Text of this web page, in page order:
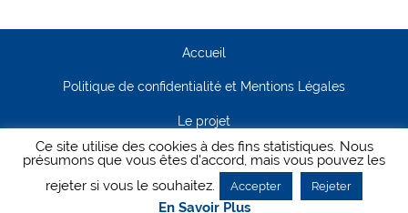
Accueil
Politique de confidentialité et Mentions Légales
Le projet
Contact
- Pour Cyclisme Pour Tous
Ce site utilise des cookies à des fins statistiques. Nous
présumons que vous êtes d'accord, mais vous pouvez les
rejeter si vous le souhaitez.
Accepter Rejeter
En Savoir Plus